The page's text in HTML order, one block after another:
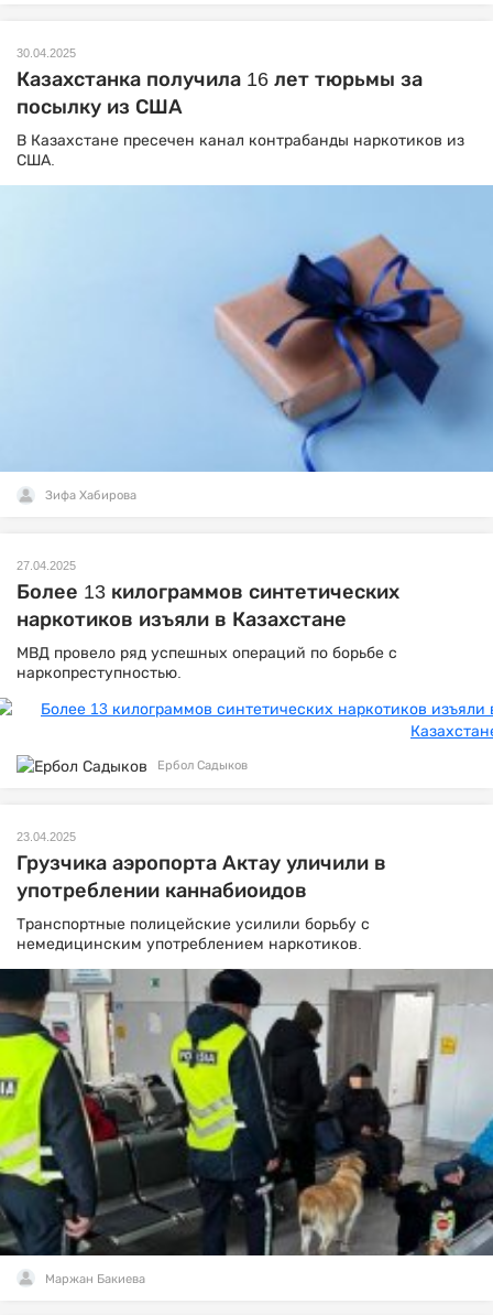
30.04.2025
Казахстанка получила 16 лет тюрьмы за
посылку из США
В Казахстане пресечен канал контрабанды наркотиков из
США.
Зифа Хабирова
27.04.2025
Более 13 килограммов синтетических
наркотиков изъяли в Казахстане
МВД провело ряд успешных операций по борьбе с
наркопреступностью.
Ербол Садыков
23.04.2025
Грузчика аэропорта Актау уличили в
употреблении каннабиоидов
Транспортные полицейские усилили борьбу с
немедицинским употреблением наркотиков.
Маржан Бакиева